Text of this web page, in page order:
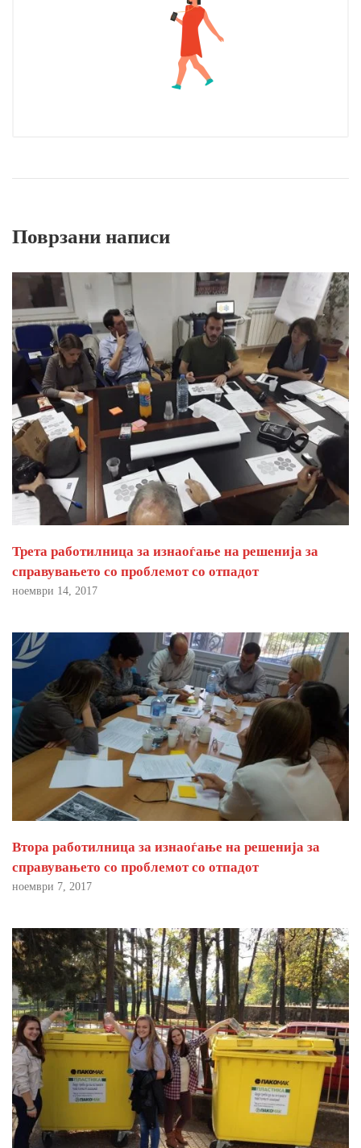
Поврзани написи
Трета работилница за изнаоѓање на решенија за
справувањето со проблемот со отпадот
ноември 14, 2017
Втора работилница за изнаоѓање на решенија за
справувањето со проблемот со отпадот
ноември 7, 2017